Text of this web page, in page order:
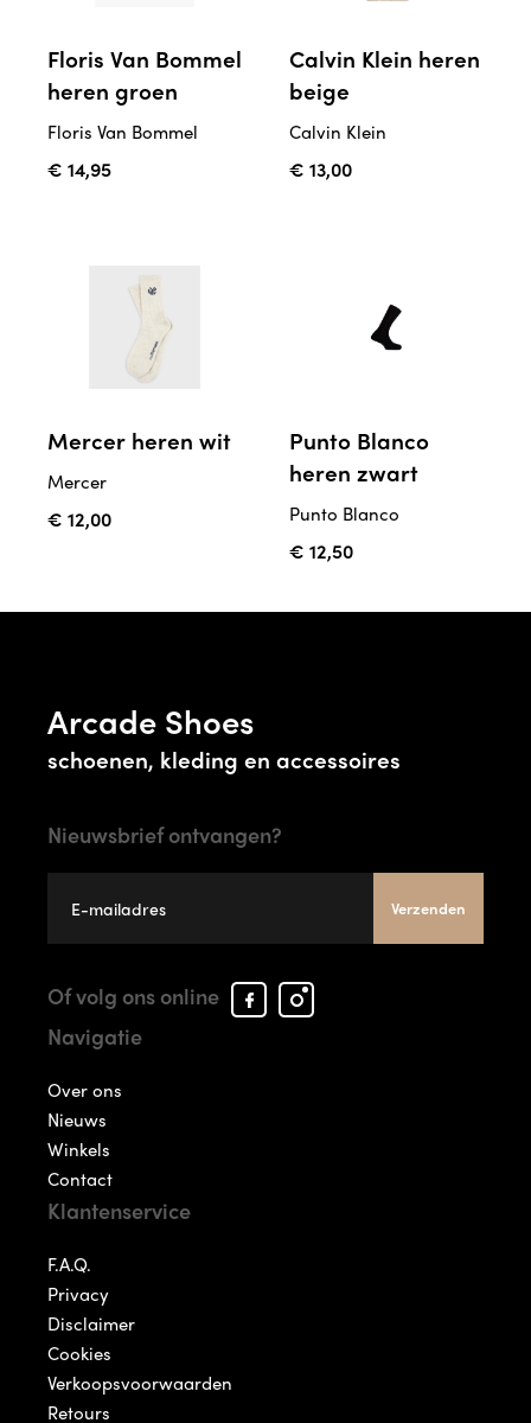
Floris Van Bommel
heren groen
Floris Van Bommel
€ 14,95
Calvin Klein heren
beige
Calvin Klein
€ 13,00
Mercer heren wit
Mercer
€ 12,00
Punto Blanco
heren zwart
Punto Blanco
€ 12,50
Arcade Shoes
schoenen, kleding en accessoires
Nieuwsbrief ontvangen?
Verzenden
Of volg ons online Facebook
Arcade
Instagram
Arcade
Navigatie
Over ons
Nieuws
Winkels
Contact
Klantenservice
F.A.Q.
Privacy
Disclaimer
Cookies
Verkoopsvoorwaarden
Retours